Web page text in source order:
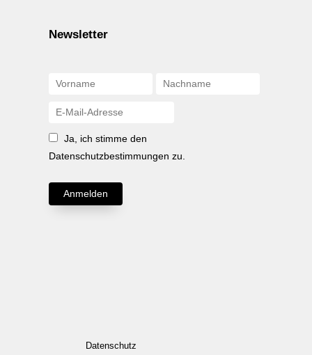
Newsletter
Ja, ich stimme den
Datenschutzbestimmungen zu.
Anmelden
Datenschutz